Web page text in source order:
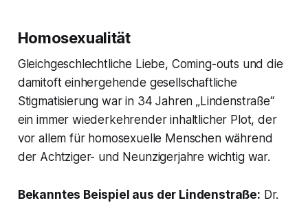
Homosexualität
Gleichgeschlechtliche Liebe, Coming-outs und die
damitoft einhergehende gesellschaftliche
Stigmatisierung war in 34 Jahren „Lindenstraße“
ein immer wiederkehrender inhaltlicher Plot, der
vor allem für homosexuelle Menschen während
der Achtziger- und Neunzigerjahre wichtig war.
Bekanntes Beispiel aus der Lindenstraße: Dr.